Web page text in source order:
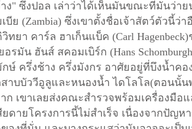
ง" ซึ่งปอล เล่าว่าได้เห็นมันขณะที่มันว่า
บีย (Zambia) ซึ่งเขาตั้งชื่อเจ้าสัตว์ตัวนี้ว่า
ทยา คาร์ล ฮาเก็นแบ็ค (Carl
รมัน ฮันส์ สคอมเบิร์ก (Hans
ยักษ์ ครึ่งช้าง ครึ่งมังกร อาศัยอยู่ที่บึงน้ำค
าบบัววีอูลูและหนองน้ำ ไดโลโล(ตอนนั้น
ก เขาเลยส่งคณะสำรวจพร้อมเครื่องมื
ดายโครงการนี้ไม่สำเร็จ เนื่องจากปัญห